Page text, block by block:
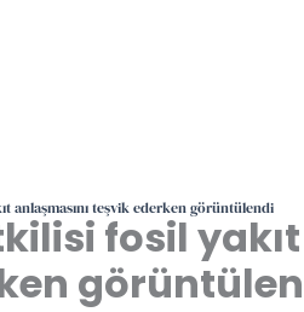
anlaşmasını teşvik ederken görüntülendi
fosil yakıt